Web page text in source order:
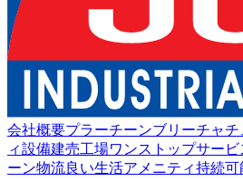
会社概要プラーチーンブリーチャチ
ィ設備建売工場ワンストップサービ
ーン物流良い生活アメニティ持続可